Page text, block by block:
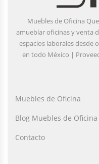
Muebles de Oficina
amueblar oficinas y venta
espacios laborales desde
en todo México |
Muebles de Oficina
Blog Muebles de Oficina
Contacto